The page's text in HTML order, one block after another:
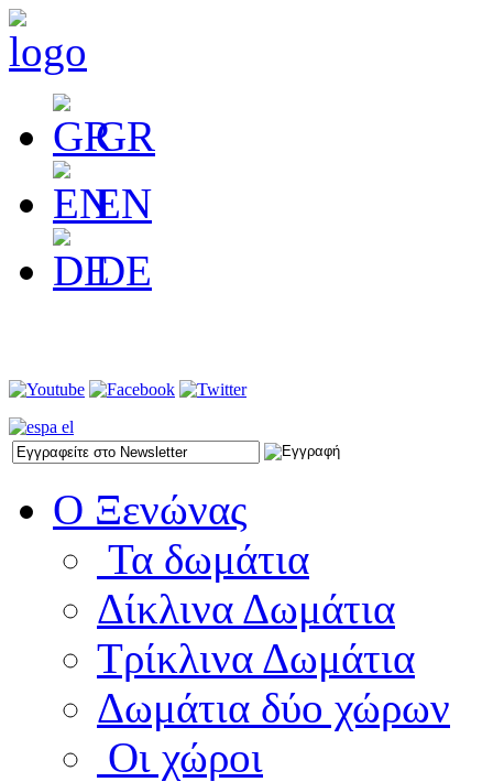
GR
EN
DE
Ο Ξενώνας
Τα δωμάτια
Δίκλινα Δωμάτια
Τρίκλινα Δωμάτια
Δωμάτια δύο χώρων
Οι χώροι